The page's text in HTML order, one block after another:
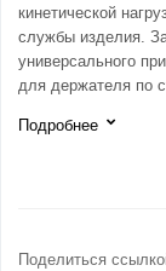
кинетической
службы изделия.
универсального
для держателя по
Подробнее
Поделиться